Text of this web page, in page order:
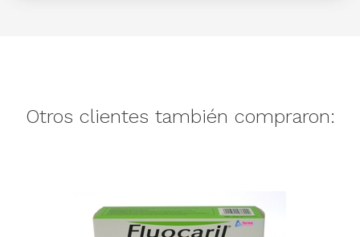
Otros clientes también compraron: